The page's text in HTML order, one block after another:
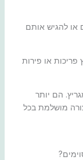
או להגיש אותם
פריכות או פירות
הם יותר
מושלמת בכל